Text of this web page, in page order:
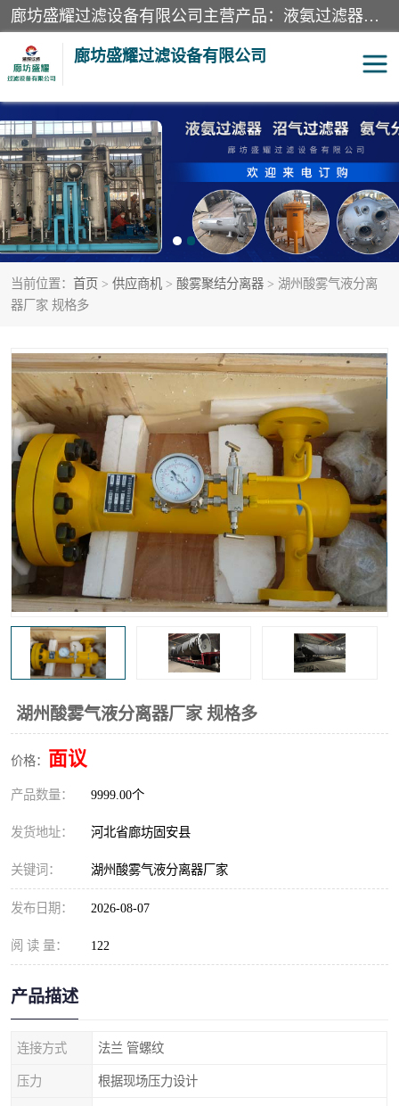
廊坊盛耀过滤设备有限公司主营产品：液氨过滤器、沼气过滤器、氨气分离器、二氧化碳过滤器、过滤器、液氨氨气过滤器、天然气过滤器、管道过滤器、*过滤器、液氨除油除水过滤器、氨气除油除水过滤器、焦炉煤气除焦油过滤器等。
廊坊盛耀过滤设备有限公司
当前位置： 首页 > 供应商机 > 酸雾聚结分离器 > 湖州酸雾气液分离
器厂家 规格多
湖州酸雾气液分离器厂家 规格多
价格： 面议
产品数量： 9999.00个
发货地址： 河北省廊坊固安县
关键词： 湖州酸雾气液分离器厂家
发布日期： 2026-08-07
阅 读 量： 122
产品描述
连接方式 法兰 管螺纹
压力 根据现场压力设计
二氧化碳过滤器 过滤器
液氨氨气过滤器 沼气过滤器
天然气过滤器 管道过滤器
甲醇过滤器 液氨除油除水过滤器
硝酸尾气分离器 酸雾聚结分离器
高炉煤气过滤器 替代进口过滤器
化工盐酸气聚结器 耐腐蚀除雾器滤芯